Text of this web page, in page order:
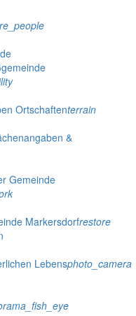
Ortschaftenterrain
&
Gemeinde
Markersdorfrestore
Lebensphoto_camera